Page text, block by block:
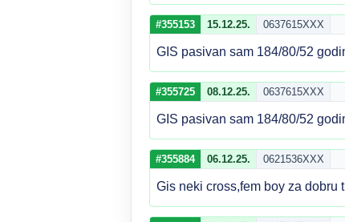
#355153 15.12.25. 0637615XXX
GIS pasivan sam 184/80/52
#355725 08.12.25. 0637615XXX
GIS pasivan sam 184/80/52
#355884 06.12.25. 0621536XXX
Gis neki cross,fem boy za dobru